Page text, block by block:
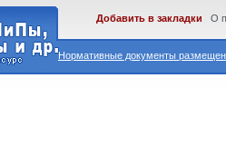
Нормативные документы
Добавить в закладки О